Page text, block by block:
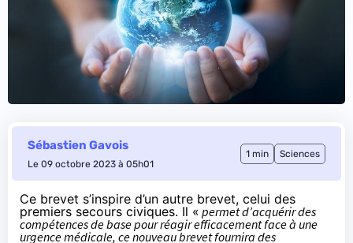
Sébastien Gavois
Le 09 octobre 2023 à 05h01
1 min Sciences
Ce brevet s’inspire d’un autre brevet, celui des
premiers secours civiques. Il « permet d’acquérir des
compétences de base pour réagir efficacement face à une
urgence médicale, ce nouveau brevet fournira des